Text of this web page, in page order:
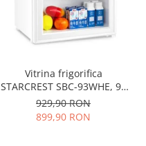
Vitrina frigorifica
STARCREST SBC-93WHE, 93
L, Control temperatura, Usa
sticla, H 83.2 cm, Alb
929,90 RON
899,90 RON